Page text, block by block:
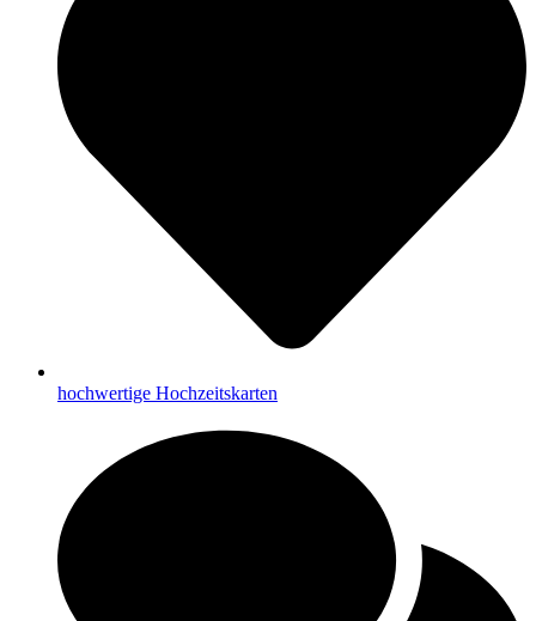
hochwertige Hochzeitskarten